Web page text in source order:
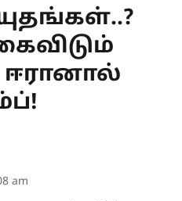
ஈரானால்
am